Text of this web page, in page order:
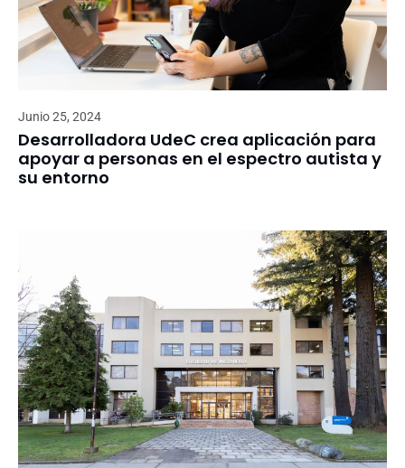
Junio 25, 2024
Desarrolladora UdeC crea aplicación para
apoyar a personas en el espectro autista y
su entorno